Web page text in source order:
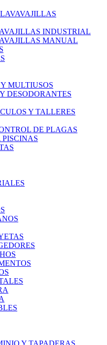
INDUSTRIAL
MANUAL
MULTIUSOS
DESODORANTES
Y TALLERES
DE PLAGAS
PISCINAS